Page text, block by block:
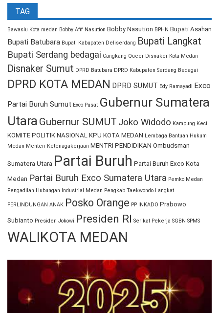
TAG
Bawaslu Kota medan Bobby Afif Nasution Bobby Nasution BPHN Bupati Asahan
Bupati Batubara Bupati Kabupaten Deliserdang Bupati Langkat
Bupati Serdang bedagai Cangkang Queer Disnaker Kota Medan
Disnaker Sumut DPRD Batubara DPRD Kabupaten Serdang Bedagai
DPRD KOTA MEDAN DPRD SUMUT Edy Ramayadi Exco
Partai Buruh Sumut Exco Pusat Gubernur Sumatera
Utara Gubernur SUMUT Joko Widodo Kampung Kecil
KOMITE POLITIK NASIONAL KPU KOTA MEDAN Lembaga Bantuan Hukum
Medan Menteri Ketenagakerjaan MENTRI PENDIDIKAN Ombudsman
Sumatera Utara Partai Buruh Partai Buruh Exco Kota
Medan Partai Buruh Exco Sumatera Utara Pemko Medan
Pengadilan Hubungan Industrial Medan Pengkab Taekwondo Langkat
PERLINDUNGAN ANAK Posko Orange PP INKADO Prabowo
Subianto Presiden Jokowi Presiden RI Serikat Pekerja SGBN SPMS
WALIKOTA MEDAN